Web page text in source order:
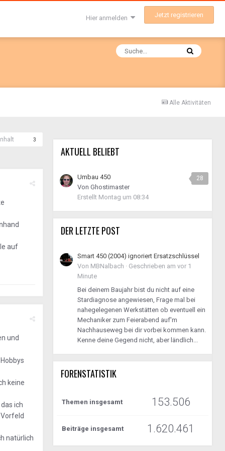
Hier anmelden Jetzt registrieren
Alle Aktivitäten
3
auf
und
keine
ich
natürlich
AKTUELL BELIEBT
28
Umbau 450
Von Ghostimaster
Erstellt Montag um 08:34
DER LETZTE POST
Smart 450 (2004) ignoriert Ersatzschlüssel
Von MBNalbach · Geschrieben am vor 1
Minute
Bei deinem Baujahr bist du nicht auf eine
Stardiagnose angewiesen, Frage mal bei
nahegelegenen Werkstätten ob eventuell ein
Mechaniker zum Feierabend auf'm
Nachhauseweg bei dir vorbei kommen kann.
Kenne deine Gegend nicht, aber ländlich...
FORENSTATISTIK
Themen insgesamt 153.506
Beiträge insgesamt 1.620.461